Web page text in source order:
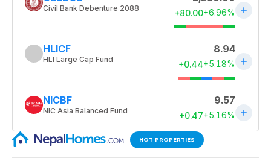
HOT PROPERTIES